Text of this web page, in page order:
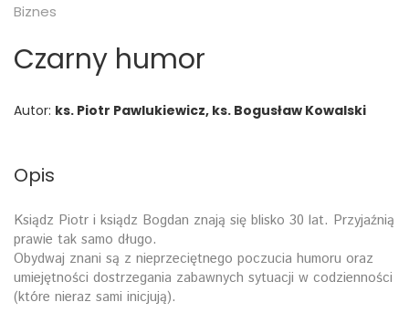
Biznes
Czarny humor
Autor: ks. Piotr Pawlukiewicz, ks. Bogusław Kowalski
Opis
Ksiądz Piotr i ksiądz Bogdan znają się blisko 30 lat. Przyjaźnią
prawie tak samo długo.
Obydwaj znani są z nieprzeciętnego poczucia humoru oraz
umiejętności dostrzegania zabawnych sytuacji w codzienności
(które nieraz sami inicjują).